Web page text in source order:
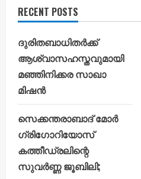
RECENT POSTS
ദുരിതബാധിതർക്ക്
ആശ്വാസഹസ്തവുമായി
മഞ്ഞിനിക്കര സാഖാ
മിഷൻ
സെക്കന്തരാബാദ് മോർ
ഗ്രിഗോറിയോസ്
കത്തീഡ്രലിന്റെ
സുവർണ്ണ ജൂബിലി;